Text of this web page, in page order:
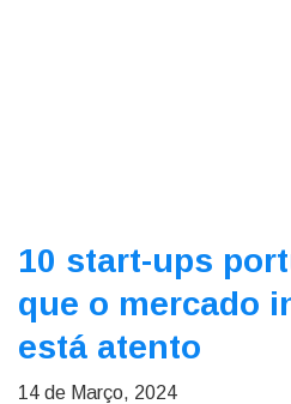
10 start-ups
que o mercado
está atento
14 de Março, 2024